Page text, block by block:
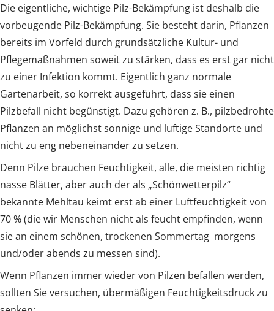
Die eigentliche, wichtige Pilz-Bekämpfung ist deshalb die
vorbeugende Pilz-Bekämpfung. Sie besteht darin, Pflanzen
bereits im Vorfeld durch grundsätzliche Kultur- und
Pflegemaßnahmen soweit zu stärken, dass es erst gar nicht
zu einer Infektion kommt. Eigentlich ganz normale
Gartenarbeit, so korrekt ausgeführt, dass sie einen
Pilzbefall nicht begünstigt. Dazu gehören z. B., pilzbedrohte
Pflanzen an möglichst sonnige und luftige Standorte und
nicht zu eng nebeneinander zu setzen.
Denn Pilze brauchen Feuchtigkeit, alle, die meisten richtig
nasse Blätter, aber auch der als „Schönwetterpilz“
bekannte Mehltau keimt erst ab einer Luftfeuchtigkeit von
70 % (die wir Menschen nicht als feucht empfinden, wenn
sie an einem schönen, trockenen Sommertag morgens
und/oder abends zu messen sind).
Wenn Pflanzen immer wieder von Pilzen befallen werden,
sollten Sie versuchen, übermäßigen Feuchtigkeitsdruck zu